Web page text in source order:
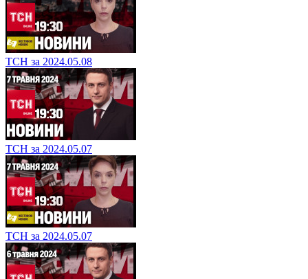
ТСН за 2024.05.08
ТСН за 2024.05.07
ТСН за 2024.05.07